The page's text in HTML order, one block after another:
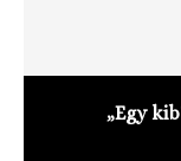
„Egy